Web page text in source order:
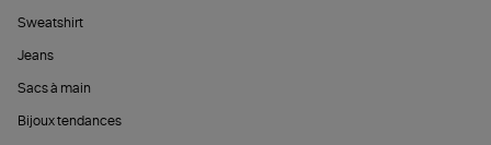
Sweatshirt
Jeans
Sacs à main
Bijoux tendances